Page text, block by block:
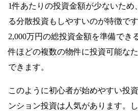
1件あたりの投資金額が少ないた
る分散投資もしやすいのが特徴で
2,000万円の総投資金額を準備でき
件ほどの複数の物件に投資可能な
できます。
このように初心者が始めやすい投
ンション投資は人気があります。